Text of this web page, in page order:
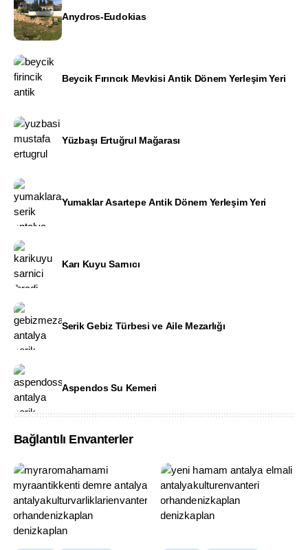
Anydros-Eudokias
Beycik Fırıncık Mevkisi Antik Dönem Yerleşim Yeri
Yüzbaşı Ertuğrul Mağarası
Yumaklar Asartepe Antik Dönem Yerleşim Yeri
Karı Kuyu Sarnıcı
Serik Gebiz Türbesi ve Aile Mezarlığı
Aspendos Su Kemeri
Bağlantılı Envanterler